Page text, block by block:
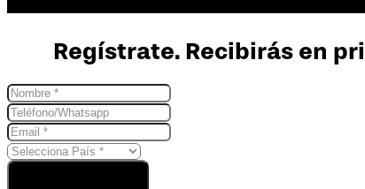
Regístrate. Recibirás en